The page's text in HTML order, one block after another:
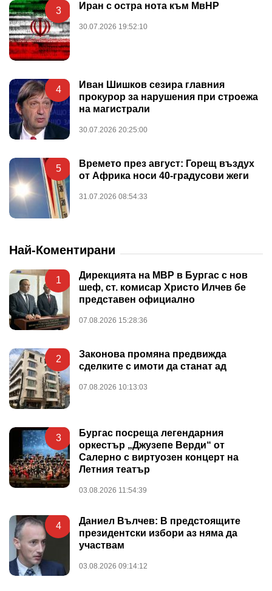
3 Иран с остра нота към МвНР
30.07.2026 19:52:10
4
Иван Шишков сезира главния
прокурор за нарушения при строежа
на магистрали
30.07.2026 20:25:00
5
Времето през август: Горещ въздух
от Африка носи 40-градусови жеги
31.07.2026 08:54:33
Най-Коментирани
1
Дирекцията на МВР в Бургас с нов
шеф, ст. комисар Христо Илчев бе
представен официално
07.08.2026 15:28:36
2
Законова промяна предвижда
сделките с имоти да станат ад
07.08.2026 10:13:03
3
Бургас посреща легендарния
оркестър „Джузепе Верди“ от
Салерно с виртуозен концерт на
Летния театър
03.08.2026 11:54:39
4
Даниел Вълчев: В предстоящите
президентски избори аз няма да
участвам
03.08.2026 09:14:12